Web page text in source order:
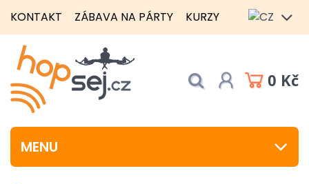
KONTAKT ZÁBAVA NA PÁRTY KURZY
0 Kč
MENU